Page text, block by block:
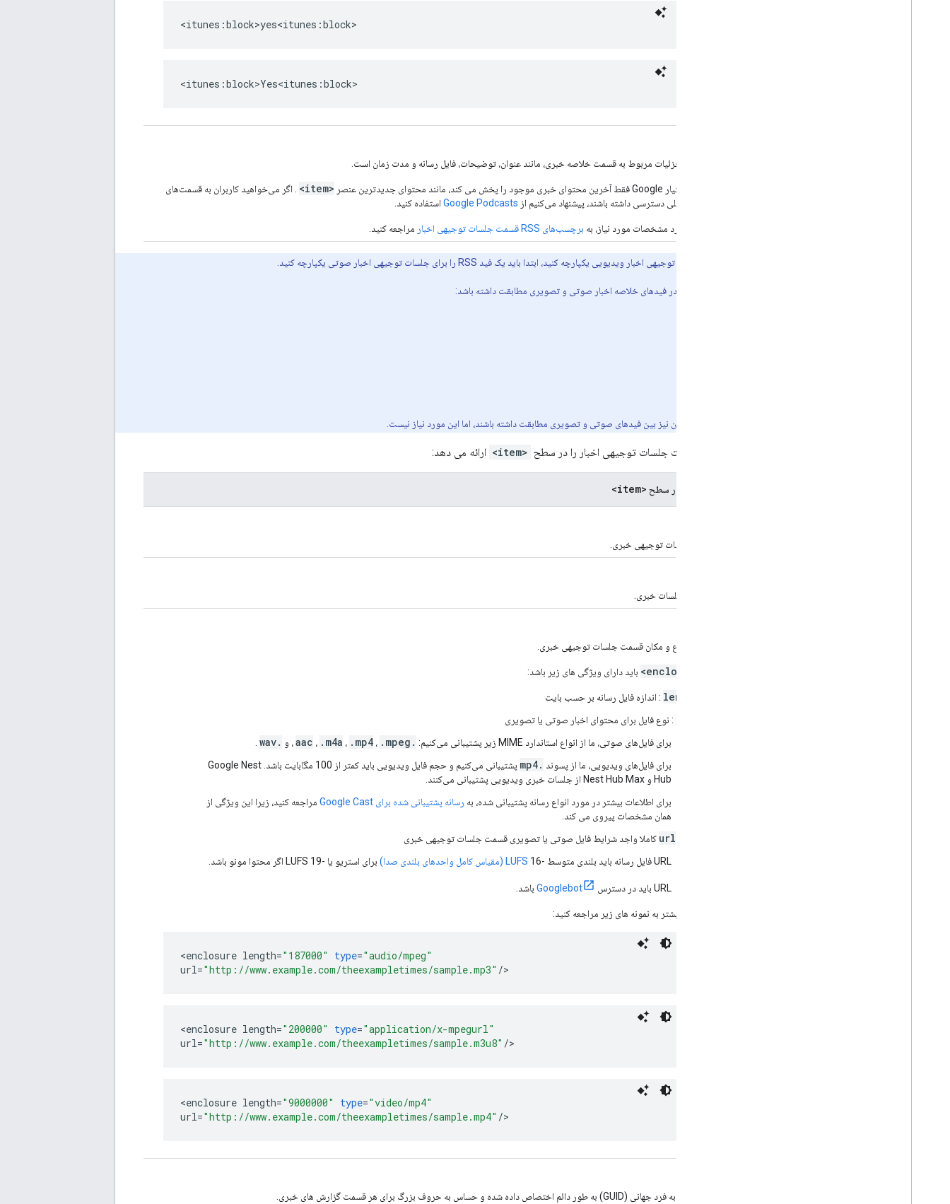
<itunes:block>yes<itunes:block>
<itunes:block>Yes<itunes:block>
برچسبی که حاوی جزئیات مربوط به قسمت خلاصه خبری، مانند عنوان، توضیحات، فایل رسانه و مدت زمان است.
خلاصه اخبار در دستیار Google فقط آخرین محتوای خبری موجود را پخش می کند، مانند محتوای جدیدترین عنصر <item>
. اگر می‌خواهید کاربران به قسمت‌های
گزارش‌های خبری قبلی دسترسی داشته باشند، پیشنهاد می‌کنیم از Google Podcasts استفاده کنید.
برای جزئیات در مورد مشخصات مورد نیاز، به برچسب‌های RSS قسمت جلسات توجیهی اخبار مراجعه کنید.
زیر در فیدهای خلاصه اخبار صوتی و تصویری مطابقت داشته باشد:
و مقادیر عناصر فرعی آن نیز بین فیدهای صوتی و تصویری مطابقت داشته باشند، اما این مورد نیاز نیست.
<item> ارائه می دهد:
<item>
نام قسمت جلسات توجیهی خبری.
شرح قسمت جلسات خبری.
اندازه فایل، نوع و مکان قسمت جلسات توجیهی خبری.
باید دارای ویژگی های زیر باشد:
length : اندازه فایل رسانه بر حسب بایت
: نوع فایل برای محتوای اخبار صوتی یا تصویری
برای فایل‌های صوتی، ما از انواع استاندارد MIME زیر پشتیبانی می‌کنیم:
.aac ، .m4a ، .mp4 ، .mpeg ، و .wav
برای فایل‌های ویدیویی، ما از پسوند .mp4
پشتیبانی می‌کنیم و حجم فایل ویدیویی باید کمتر از 100 مگابایت باشد. Google Nest
Hub و Nest Hub Max از جلسات خبری ویدیویی پشتیبانی می‌کنند.
برای اطلاعات بیشتر در مورد انواع رسانه پشتیبانی شده، به رسانه پشتیبانی شده برای Google Cast
مراجعه کنید، زیرا این ویژگی از
همان مشخصات پیروی می کند.
url
URL فایل رسانه باید بلندی متوسط ​​-16
LUFS (مقیاس کامل واحدهای بلندی صدا) برای استریو یا -19 LUFS اگر محتوا مونو باشد.
URL باید در دسترس Googlebot باشد.
برای جزئیات بیشتر به نمونه های زیر مراجعه کنید:
<enclosure length="187000" type="audio/mpeg"
url="http://www.example.com/theexampletimes/sample.mp3" />
<enclosure length="200000" type="application/x-mpegurl"
url="http://www.example.com/theexampletimes/sample.m3u8" />
<enclosure length="9000000" type="video/mp4"
url="http://www.example.com/theexampletimes/sample.mp4" />
شناسه منحصر به فرد جهانی (GUID) به طور دائم اختصاص داده شده و حساس به حروف بزرگ برای هر قسمت گزارش های خبری.